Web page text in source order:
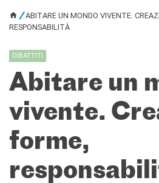
CERTIFICAZIONI
SCUOLA E
Contatti
Didattica
Francofonia
Riconoscimento
TU SEI QUI
ABITARE UN MONDO VIVENTE.
RESPONSABILITÀ
DIBATTITI
Abitare un
vivente.
forme,